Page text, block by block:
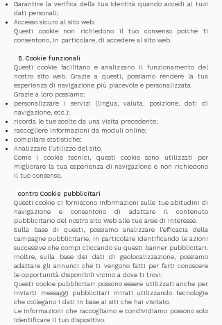
Garantire la verifica della tua identità quando accedi ai tuoi
dati personali;
Accesso sicuro al sito web.
Questi cookie non richiedono il tuo consenso poiché ti
consentono, in particolare, di accedere al sito web.
B. Cookie funzionali
Questi cookie facilitano e analizzano il funzionamento del
nostro sito web. Grazie a questi, possiamo rendere la tua
esperienza di navigazione più piacevole e personalizzata.
Grazie a loro possiamo:
personalizzare i servizi (lingua, valuta, posizione, dati di
navigazione, ecc.);
ricorda le tue scelte da una visita precedente;
raccogliere informazioni da moduli online;
compilare statistiche;
Analizzare l'utilizzo del sito.
Come i cookie tecnici, questi cookie sono utilizzati per
migliorare la tua esperienza di navigazione e non richiedono
il tuo consenso.
contro Cookie pubblicitari
Questi cookie ci forniscono informazioni sulle tue abitudini di
navigazione e consentono di adattare il contenuto
pubblicitario del nostro sito Web alle tue aree di interesse.
Sulla base di questi, possiamo analizzare l'efficacia delle
campagne pubblicitarie, in particolare identificando le azioni
successive che compi cliccando su questi banner pubblicitari.
Inoltre, sulla base dei dati di geolocalizzazione, possiamo
adattare gli annunci che ti vengono fatti per farti conoscere
le opportunità disponibili vicino a dove ti trovi.
Questi cookie pubblicitari possono essere utilizzati anche per
inviarti messaggi pubblicitari mirati utilizzando tecnologie
che collegano i dati in base ai siti che hai visitato.
Le informazioni che raccogliamo e condividiamo possono solo
identificare il tuo dispositivo.